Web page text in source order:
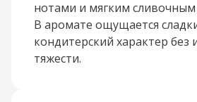
нотами и мягким
В аромате ощущается
кондитерский характер без
тяжести.